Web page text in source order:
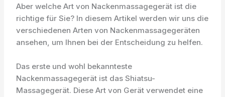
Aber welche Art von Nackenmassagegerät ist die
richtige für Sie? In diesem Artikel werden wir uns die
verschiedenen Arten von Nackenmassagegeräten
ansehen, um Ihnen bei der Entscheidung zu helfen.
Das erste und wohl bekannteste
Nackenmassagegerät ist das Shiatsu-
Massagegerät. Diese Art von Gerät verwendet eine